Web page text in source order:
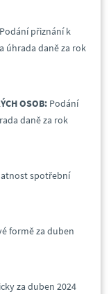
Podání přiznání k
úhrada daně za rok
OSOB: Podání
daně za rok
spotřební
formě za duben
za duben 2024